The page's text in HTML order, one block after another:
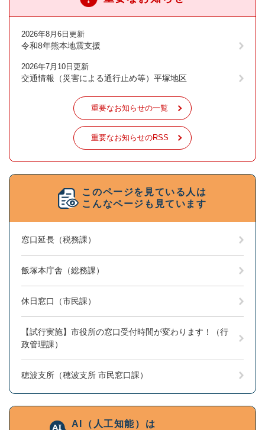
2026年8月6日更新
令和8年熊本地震支援
2026年7月10日更新
交通情報（災害による通行止め等）平塚地区
重要なお知らせの一覧
重要なお知らせのRSS
このページを見ている人は
こんなページも見ています
窓口延長（税務課）
飯塚本庁舎（総務課）
休日窓口（市民課）
【試行実施】市役所の窓口受付時間が変わります！（行
政管理課）
穂波支所（穂波支所 市民窓口課）
AI（人工知能）は